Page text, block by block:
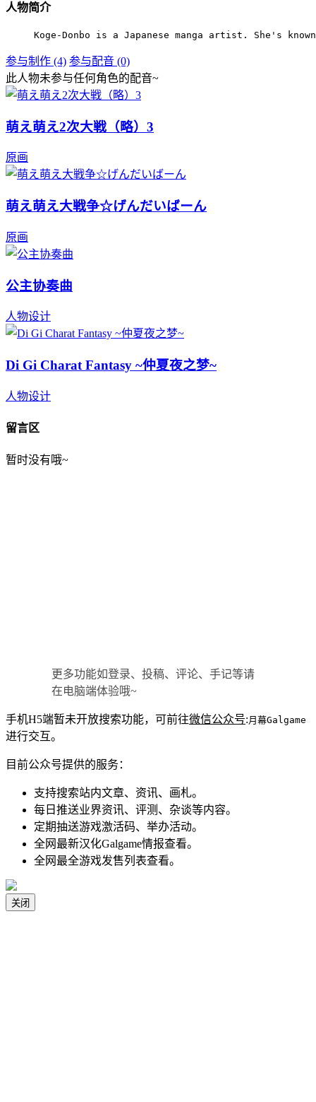
人物简介
Koge-Donbo is a Japanese manga artist. She's
参与制作 (4) 参与配音 (0)
此人物未参与任何角色的配音~
萌え萌え2次大戦（略）3
原画
萌え萌え大戦争☆げんだいばーん
原画
公主协奏曲
人物设计
Di Gi Charat Fantasy ~仲夏夜之梦~
人物设计
留言区
暂时没有哦~
更多功能如登录、投稿、评论、手记等请
在电脑端体验哦~
手机H5端暂未开放搜索功能，可前往微信公众号: 月幕Galgame
进行交互。
目前公众号提供的服务：
支持搜索站内文章、资讯、画札。
每日推送业界资讯、评测、杂谈等内容。
定期抽送游戏激活码、举办活动。
全网最新汉化Galgame情报查看。
全网最全游戏发售列表查看。
关闭